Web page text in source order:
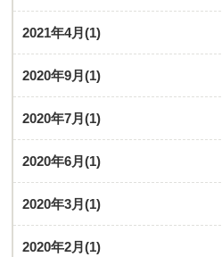
2021年4月(1)
2020年9月(1)
2020年7月(1)
2020年6月(1)
2020年3月(1)
2020年2月(1)